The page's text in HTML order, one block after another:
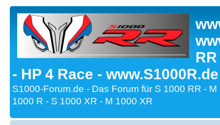
- HP 4 Race -
S1000-Forum.de - Das Forum für S 1000 RR -
1000 R - S 1000 XR - M 1000 XR